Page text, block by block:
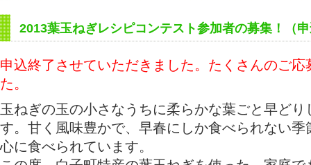
2013葉玉ねぎレシピコンテスト参加者の募集！（
申込終了させていただきました。たくさんのご
た。
玉ねぎの玉の小さなうちに柔らかな葉ごと早ど
す。甘く風味豊かで、早春にしか食べられない
心に食べられています。